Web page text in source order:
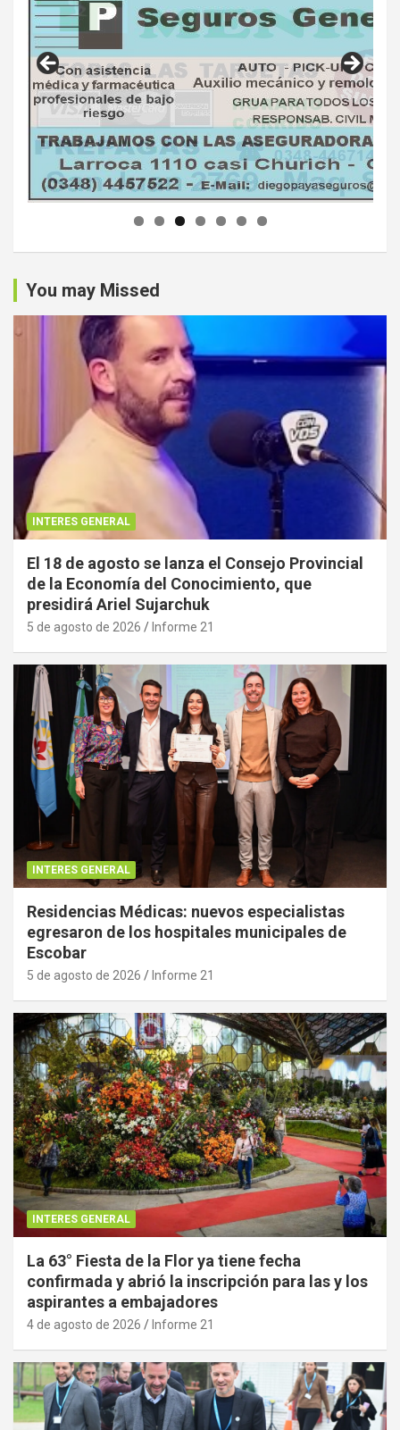
You may Missed
INTERES GENERAL
El 18 de agosto se lanza el Consejo Provincial
de la Economía del Conocimiento, que
presidirá Ariel Sujarchuk
5 de agosto de 2026 Informe 21
INTERES GENERAL
Residencias Médicas: nuevos especialistas
egresaron de los hospitales municipales de
Escobar
5 de agosto de 2026 Informe 21
INTERES GENERAL
La 63° Fiesta de la Flor ya tiene fecha
confirmada y abrió la inscripción para las y los
aspirantes a embajadores
4 de agosto de 2026 Informe 21